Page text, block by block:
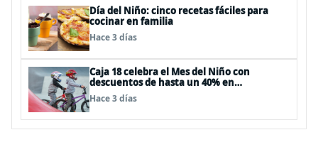
Día del Niño: cinco recetas fáciles para
cocinar en familia
Hace 3 días
Caja 18 celebra el Mes del Niño con
descuentos de hasta un 40% en
panoramas, cine, shows y streaming
Hace 3 días